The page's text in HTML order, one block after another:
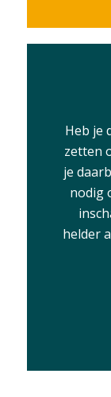
Heb je
zetten
je
nodig
helder